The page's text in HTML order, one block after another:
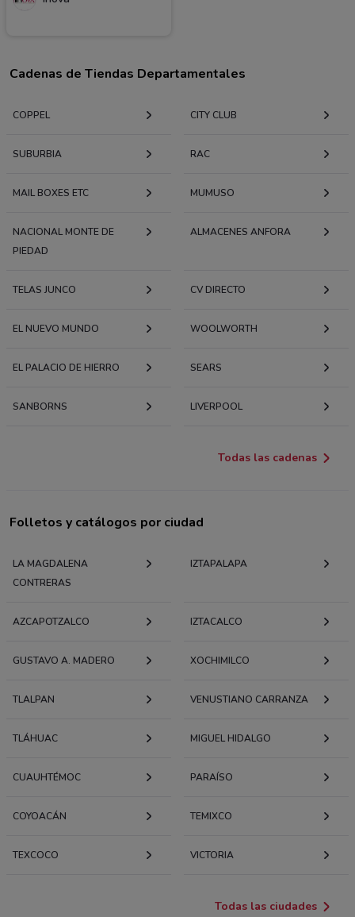
Cadenas de Tiendas Departamentales
COPPEL CITY CLUB
SUBURBIA RAC
MAIL BOXES ETC MUMUSO
NACIONAL MONTE DE
PIEDAD
ALMACENES ANFORA
TELAS JUNCO CV DIRECTO
EL NUEVO MUNDO WOOLWORTH
EL PALACIO DE HIERRO SEARS
SANBORNS LIVERPOOL
Todas las cadenas
Folletos y catálogos por ciudad
LA MAGDALENA
CONTRERAS
IZTAPALAPA
AZCAPOTZALCO IZTACALCO
GUSTAVO A. MADERO XOCHIMILCO
TLALPAN VENUSTIANO CARRANZA
TLÁHUAC MIGUEL HIDALGO
CUAUHTÉMOC PARAÍSO
COYOACÁN TEMIXCO
TEXCOCO VICTORIA
Todas las ciudades